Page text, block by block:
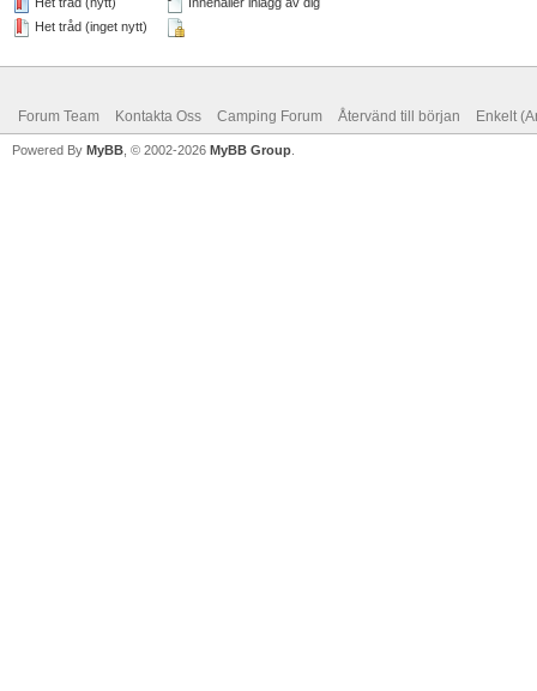
Het tråd (inget nytt)
Forum Team Kontakta Oss Camping Forum Återvänd till början Enkelt
Powered By MyBB , © 2002-2026 MyBB Group